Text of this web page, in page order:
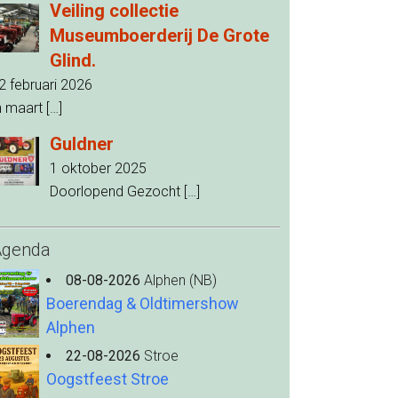
Veiling collectie
Museumboerderij De Grote
Glind.
februari 2026
maart […]
Guldner
1 oktober 2025
Doorlopend Gezocht […]
08-08-2026 Alphen (NB)
Boerendag & Oldtimershow
Alphen
22-08-2026 Stroe
Oogstfeest Stroe